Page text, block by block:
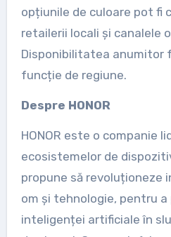
opțiunile de culoare pot fi
retailerii locali și canalele
Disponibilitatea anumitor
funcție de regiune.
Despre HONOR
HONOR este o companie
ecosistemelor de
propune să revoluționeze
om și tehnologie, pentru a
inteligenței artificiale în